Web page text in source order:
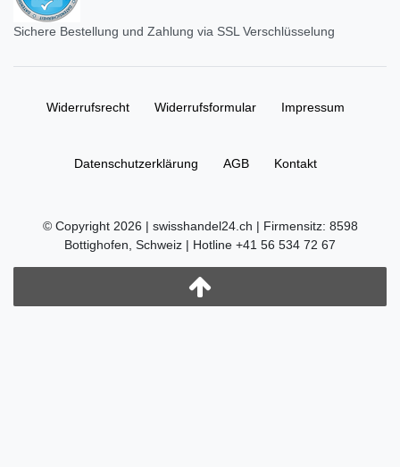
Sichere Bestellung und Zahlung via SSL Verschlüsselung
Widerrufs­recht Widerrufs­formular Impressum
Daten­schutz­erklärung AGB Kontakt
© Copyright 2026 | swisshandel24.ch | Firmensitz: 8598
Bottighofen, Schweiz | Hotline +41 56 534 72 67